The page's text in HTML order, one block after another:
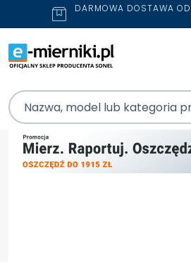
DARMOWA DOSTAWA